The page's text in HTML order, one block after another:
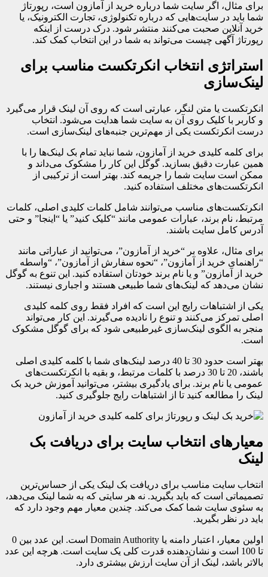
برای مثال، اگر سایت شما درباره خرید از آمازون است، رپورتاژ
شما باید در سایت‌هایی که درباره تکنولوژی، تجارت الکترونیک، یا
خرید آنلاین صحبت می‌کنند منتشر شود. درک درست از اینکه
رپورتاژ آگهی چیست می‌تواند به شما در این انتخاب کمک کند.
استراتژی انتخاب انکرتکست مناسب برای
لینک‌سازی
انکرتکست یا متن لنگر، عبارتی است که روی آن لینک قرار می‌گیرد
و کاربر با کلیک روی آن به سایت شما هدایت می‌شود. انتخاب
درست انکرتکست یکی از مهم‌ترین جنبه‌های لینک‌سازی است.
برای کلمه کلیدی خرید از آمازون، شما نباید تمام بک لینک‌ها را با
همین عبارت دقیق بسازید. گوگل این کار را مشکوک می‌داند و
ممکن است سایت شما را جریمه کند. بهتر است از ترکیبی از
انکرتکست‌های مختلف استفاده کنید.
انکرتکست‌های مناسب می‌توانند شامل کلمات کلیدی اصلی، کلمات
مرتبط، نام برند، عبارات عمومی مانند “کلیک کنید” یا “اینجا” و حتی
آدرس کامل سایت باشند.
برای مثال، علاوه بر “خرید از آمازون”، می‌توانید از عباراتی مانند
“راهنمای خرید از آمازون”، “نحوه سفارش از آمازون”، “واسطه
خرید از آمازون” و یا نام برند خودتان استفاده کنید. این تنوع به گوگل
نشان می‌دهد که لینک‌های شما طبیعی هستند و اجباری نیستند.
یکی از اشتباهات رایج این است که افراد فقط روی کلمه کلیدی
اصلی تمرکز می‌کنند و تنوع را نادیده می‌گیرند. این کار می‌تواند
منجر به الگوی لینک‌سازی غیرطبیعی شود که برای گوگل مشکوک
است.
بهتر است حدود 30 تا 40 درصد لینک‌های شما با کلمه کلیدی اصلی
باشند، 20 تا 30 درصد با کلمات مرتبط، و بقیه با انکرتکست‌های
عمومی یا نام برند. برای یادگیری بیشتر، می‌توانید آموزش خرید بک
لینک را مطالعه کنید تا از اشتباهات رایج جلوگیری کنید.
معیارهای انتخاب سایت برای دریافت بک
لینک
انتخاب سایت مناسب برای دریافت بک لینک یکی از حساس‌ترین
تصمیماتی است که باید بگیرید. نه هر سایتی که به شما لینک می‌دهد،
به سئوی سایت شما کمک می‌کند. چندین معیار مهم وجود دارد که
باید در نظر بگیرید.
اولین معیار، اعتبار دامنه یا Domain Authority است. این عدد بین 0
تا 100 است و نشان‌دهنده قدرت کلی یک سایت است. هرچه این عدد
بالاتر باشد، لینک از آن سایت ارزش بیشتری دارد.